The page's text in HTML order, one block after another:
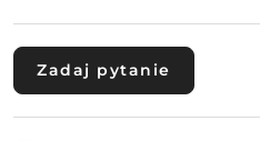
Zadaj pytanie